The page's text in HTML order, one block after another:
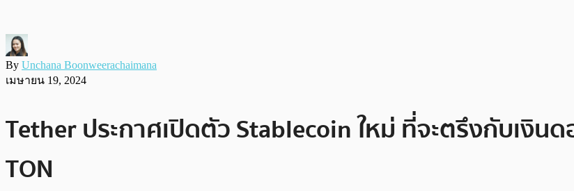
By Unchana Boonweerachaimana
เมษายน 19, 2024
Tether ประกาศเปิดตัว Stablecoin ใหม่ ที่จะตรึงกับเงิ
TON